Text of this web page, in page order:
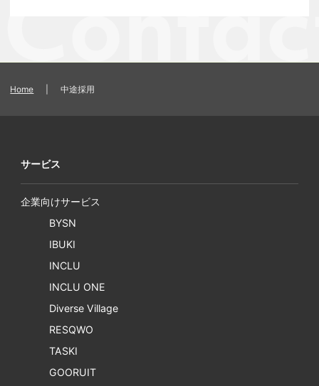
Home 中途採用
サービス
企業向けサービス
BYSN
IBUKI
INCLU
INCLU ONE
Diverse Village
RESQWO
TASKI
GOORUIT